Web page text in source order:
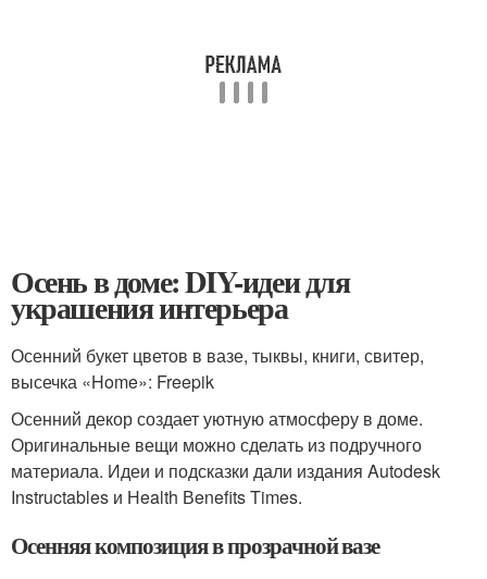
Осень в доме: DIY-идеи для
украшения интерьера
Осенний букет цветов в вазе, тыквы, книги, свитер,
высечка «Home»: Freepik
Осенний декор создает уютную атмосферу в доме.
Оригинальные вещи можно сделать из подручного
материала. Идеи и подсказки дали издания Autodesk
Instructables и Нealth Вenefits Times.
Осенняя композиция в прозрачной вазе